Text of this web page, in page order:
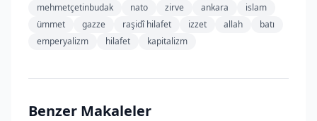
mehmetçetinbudak nato zirve ankara
islam
ümmet
gazze raşidî hilafet izzet allah
batı
emperyalizm
hilafet kapitalizm
Benzer Makaleler